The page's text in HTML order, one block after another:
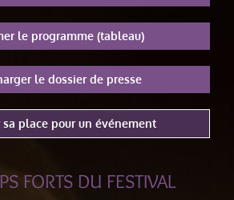
le programme (tableau)
le dossier de presse
sa place pour un événement
FORTS DU FESTIVAL